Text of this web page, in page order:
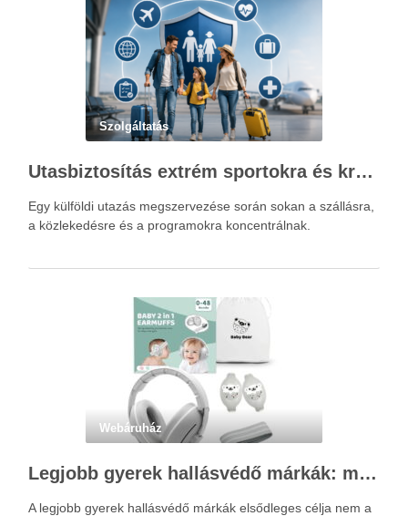
Szolgáltatás
Utasbiztosítás extrém sportokra és krónikus betegségek esetén: mire figyelj utazás előtt?
Egy külföldi utazás megszervezése során sokan a szállásra,
a közlekedésre és a programokra koncentrálnak.
Webáruház
Legjobb gyerek hallásvédő márkák: mire figyeljenek a szülők választáskor?
A legjobb gyerek hallásvédő márkák elsődleges célja nem a